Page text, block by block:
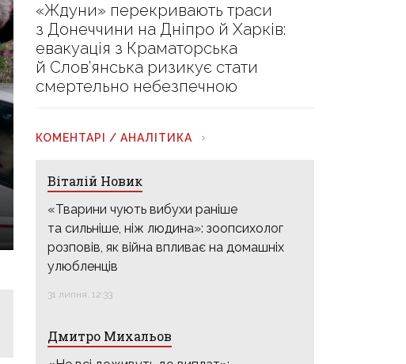
«Ждуни» перекривають траси
з Донеччини на Дніпро й Харків:
евакуація з Краматорська
й Слов’янська ризикує стати
смертельно небезпечною
КОМЕНТАРІ / АНАЛІТИКА
Віталій Новик
«Тварини чують вибухи раніше
та сильніше, ніж людина»: зоопсихолог
розповів, як війна впливає на домашніх
улюбленців
31 липня, 12:33
Дмитро Михальов